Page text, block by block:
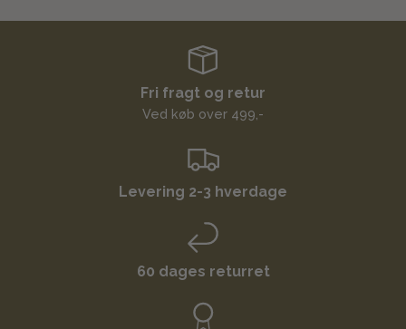
Fri fragt og retur
Ved køb over 499,-
Levering 2-3 hverdage
60 dages returret